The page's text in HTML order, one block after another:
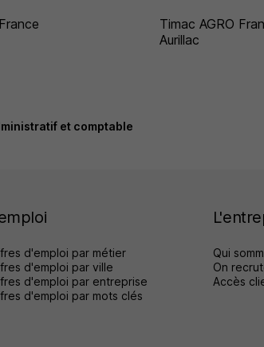
Timac AGRO
Aurillac
et comptable
d'emploi par métier
d'emploi par ville
d'emploi par entreprise
d'emploi par mots clés
Qui
On
Accès